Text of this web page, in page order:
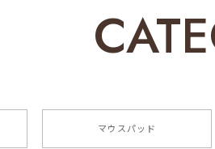
ウスはじめてみたのです！ 指の動き
のご支援、ご愛顧をお願い申し上
マウスパッド